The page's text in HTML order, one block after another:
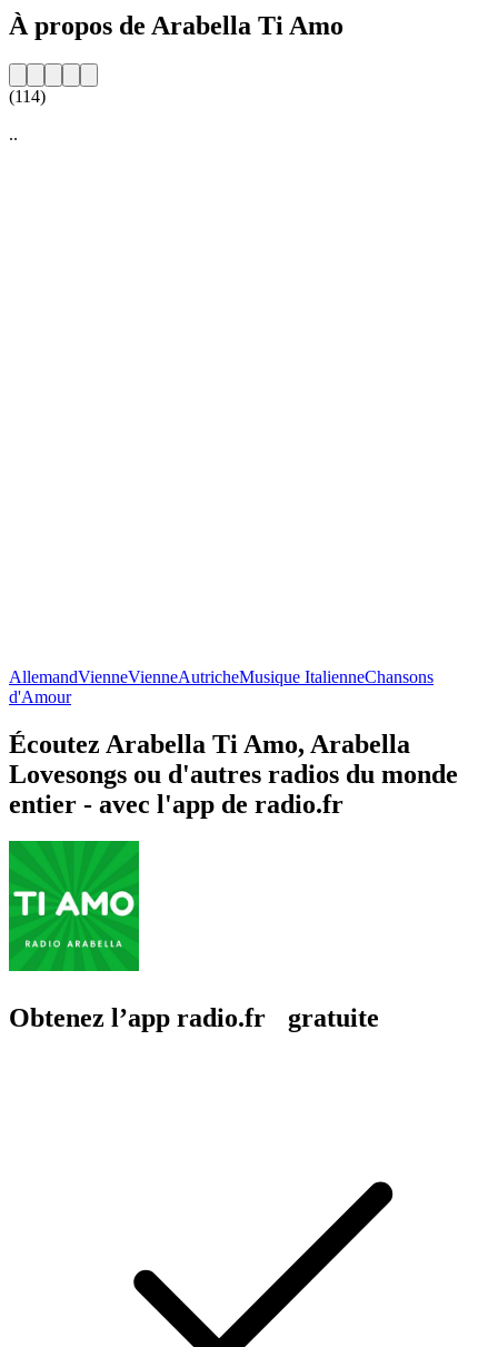
À propos de Arabella Ti Amo
(114)
..
AllemandVienneVienneAutricheMusique ItalienneChansons
d'Amour
Écoutez Arabella Ti Amo, Arabella
Lovesongs ou d'autres radios du monde
entier - avec l'app de radio.fr
Obtenez l’app radio.fr gratuite